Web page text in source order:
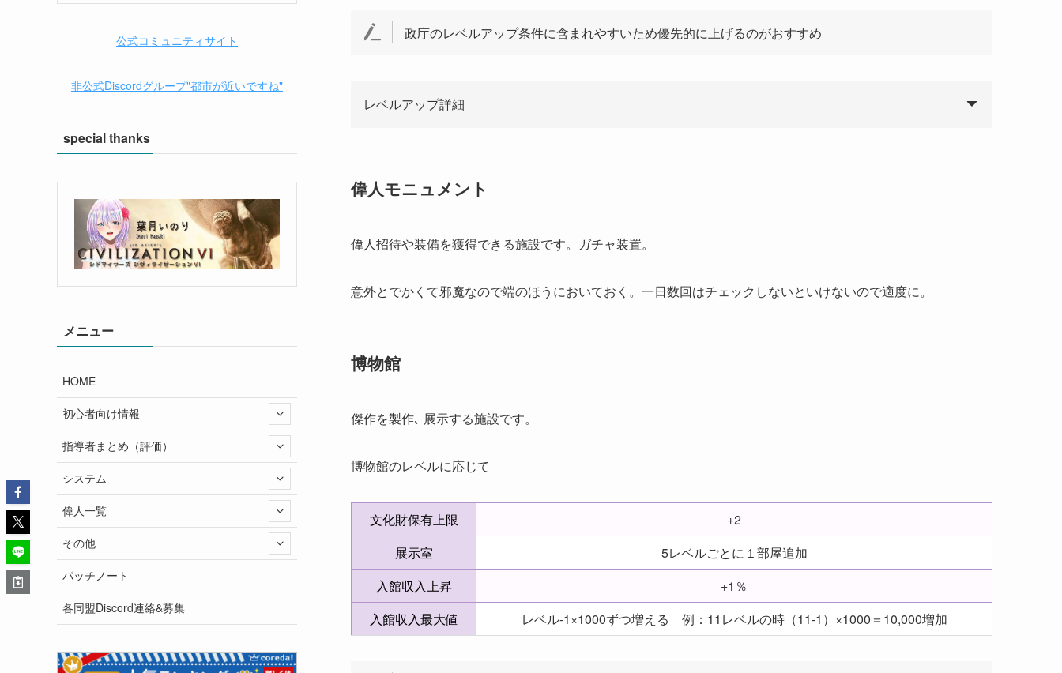
政庁のレベルアップ条件に含まれやすいため優先的に上げるのがおすすめ
レベルアップ詳細
偉人モニュメント
偉人招待や装備を獲得できる施設です。ガチャ装置。
意外とでかくて邪魔なので端のほうにおいておく。一日数回はチェックしないといけないので適度に。
博物館
傑作を製作､ 展示する施設です。
博物館のレベルに応じて
文化財保有上限
+2
展示室
5レベルごとに１部屋追加
入館収入上昇
+1％
入館収入最大値
レベル-1×1000ずつ増える 例：11レベルの時（11-1）×1000＝10,000増加
公式コミュニティサイト
非公式Discordグループ"都市が近いですね"
special thanks
メニュー
HOME
初心者向け情報
指導者まとめ（評価）
システム
偉人一覧
その他
パッチノート
各同盟Discord連絡&募集